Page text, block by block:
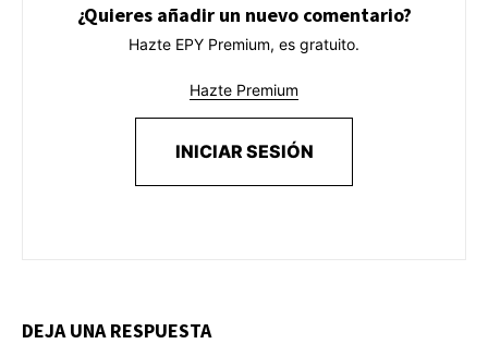
¿Quieres añadir un nuevo comentario?
Hazte EPY Premium, es gratuito.
Hazte Premium
INICIAR SESIÓN
DEJA UNA RESPUESTA